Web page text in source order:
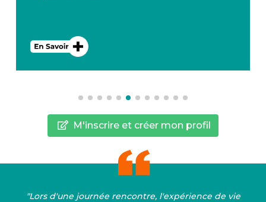
M'inscrire et créer mon profil
"Lors d'une journée rencontre, l'expérience de vie